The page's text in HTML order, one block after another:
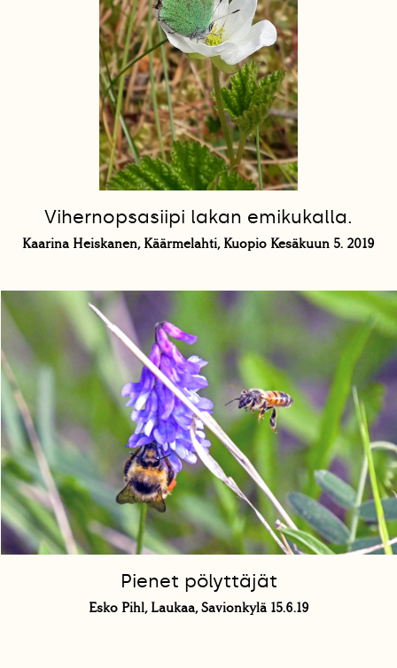
Vihernopsasiipi lakan emikukalla.
Kaarina Heiskanen, Käärmelahti, Kuopio Kesäkuun 5. 2019
Pienet pölyttäjät
Esko Pihl, Laukaa, Savionkylä 15.6.19